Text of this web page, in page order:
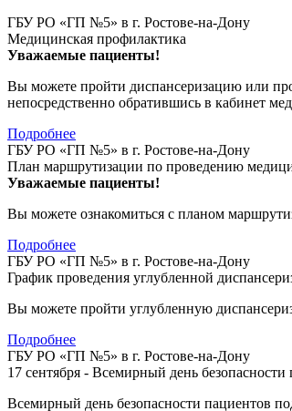
ГБУ РО «ГП №5» в г. Ростове-на-Дону
Медицинская профилактика
Уважаемые пациенты!
Вы можете пройти диспансеризацию или
непосредственно обратившись в кабинет
Подробнее
ГБУ РО «ГП №5» в г. Ростове-на-Дону
План маршрутизации по проведению
Уважаемые пациенты!
Вы можете ознакомиться с планом
Подробнее
ГБУ РО «ГП №5» в г. Ростове-на-Дону
График проведения углубленной
Вы можете пройти углубленную
Подробнее
ГБУ РО «ГП №5» в г. Ростове-на-Дону
17 сентября - Всемирный день безопасности
Всемирный день безопасности пациентов